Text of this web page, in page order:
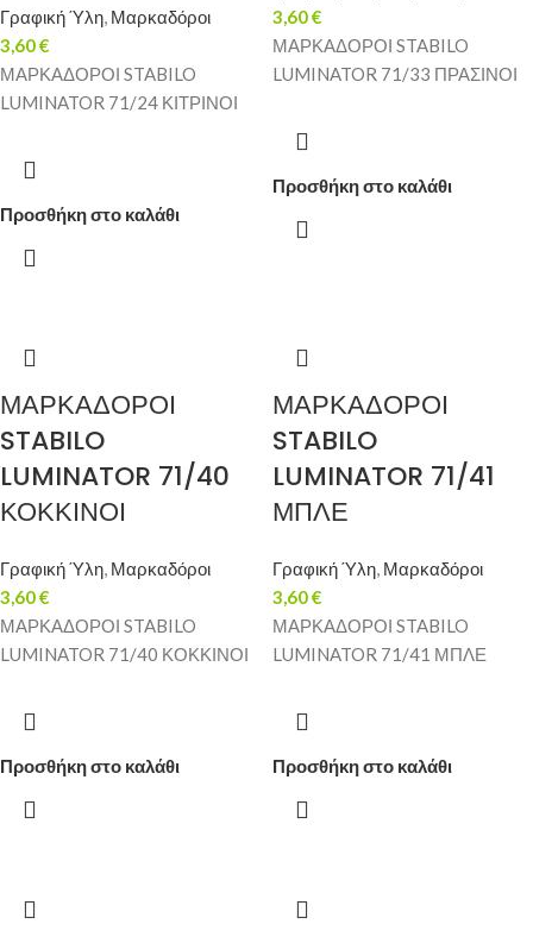
Γραφική Ύλη, Μαρκαδόροι
3,60€
ΜΑΡΚΑΔΟΡΟΙ STABILO
LUMINATOR 71/24 ΚΙΤΡΙΝΟΙ
Προσθήκη στο καλάθι
3,60€
ΜΑΡΚΑΔΟΡΟΙ STABILO
LUMINATOR 71/33 ΠΡΑΣΙΝΟΙ
Προσθήκη στο καλάθι
ΜΑΡΚΑΔΟΡΟΙ
STABILO
LUMINATOR 71/40
ΚΟΚΚΙΝΟΙ
Γραφική Ύλη, Μαρκαδόροι
3,60€
ΜΑΡΚΑΔΟΡΟΙ STABILO
LUMINATOR 71/40 ΚΟΚΚΙΝΟΙ
Προσθήκη στο καλάθι
ΜΑΡΚΑΔΟΡΟΙ
STABILO
LUMINATOR 71/41
ΜΠΛΕ
Γραφική Ύλη, Μαρκαδόροι
3,60€
ΜΑΡΚΑΔΟΡΟΙ STABILO
LUMINATOR 71/41 ΜΠΛΕ
Προσθήκη στο καλάθι